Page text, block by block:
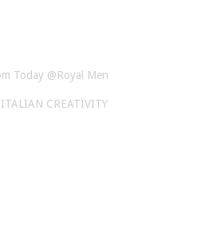
Today @Royal Men
CREATIVITY